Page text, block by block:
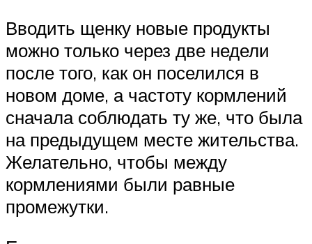
Вводить щенку новые продукты
можно только через две недели
после того, как он поселился в
новом доме, а частоту кормлений
сначала соблюдать ту же, что была
на предыдущем месте жительства.
Желательно, чтобы между
кормлениями были равные
промежутки.